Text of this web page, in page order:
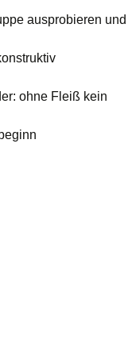
ausprobieren und
ohne Fleiß kein